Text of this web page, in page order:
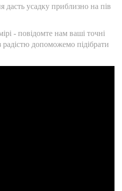
дасть усадку приблизно на пів
- повідомте нам ваші точні
допоможемо підібрати